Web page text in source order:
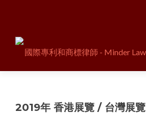
2019年 香港展覽 / 台灣展覽